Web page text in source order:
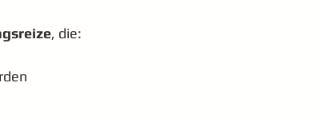
, die: